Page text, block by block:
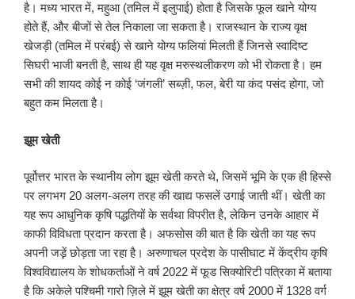
है। मध्य भारत में, महुआ (तमिल में इलुपाई) होता है जिसके फूल खाने योग्य
होते हैं, और बीजों से तेल निकाला जा सकता है। राजस्थान के राज्य वृक्ष
खेजड़ी (तमिल में परंबई) से खाने योग्य फलियां मिलती हैं जिनसे स्वादिष्ट
सिघरी भाजी बनती है, साथ ही यह वृक्ष मरुस्थलीकरण को भी रोकता है। हम
सभी की शायद कोई न कोई ‘जंगली’ सब्ज़ी, फल, बेरी या कंद पसंद होगा, जो
बहुत कम मिलता है।
झूम खेती
पूर्वोत्तर भारत के स्थानीय लोग झूम खेती करते थे, जिसमें भूमि के एक ही हिस्से
पर लगभग 20 अलग-अलग तरह की खाद्य फसलें उगाई जाती थीं। खेती का
यह रूप आधुनिक कृषि पद्धतियों के सर्वथा विपरीत है, लेकिन उनके आहार में
काफी विविधता प्रदान करता है। अफसोस की बात है कि खेती का यह रूप
अपनी जड़़ें छोड़ता जा रहा है। अरुणाचल प्रदेश के पासीघाट में केंद्रीय कृषि
विश्वविद्यालय के शोधकर्ताओं ने वर्ष 2022 में फूड सिक्योरिटी पत्रिका में बताया
है कि अकेले पश्चिमी गारो ज़िले में झूम खेती का क्षेत्र वर्ष 2000 में 1328 वर्ग